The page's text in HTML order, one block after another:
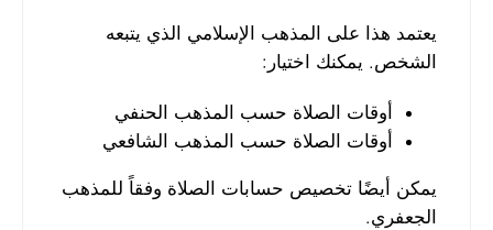
يعتمد هذا على المذهب الإسلامي الذي يتبعه
الشخص. يمكنك اختيار:
أوقات الصلاة حسب المذهب الحنفي
أوقات الصلاة حسب المذهب الشافعي
يمكن أيضًا تخصيص حسابات الصلاة وفقاً للمذهب
الجعفري.